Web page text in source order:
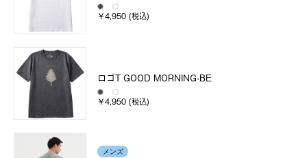
￥4,950 (税込)
ロゴT GOOD MORNING-BE
￥4,950 (税込)
メンズ